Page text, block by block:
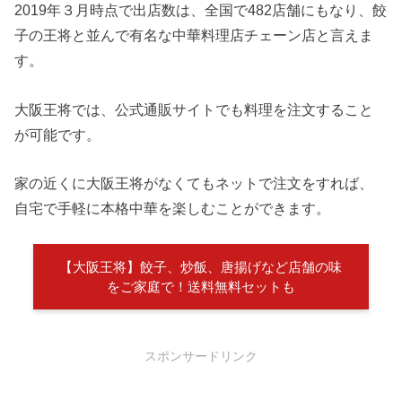
2019年３月時点で出店数は、全国で482店舗にもなり、餃
子の王将と並んで有名な中華料理店チェーン店と言えま
す。
大阪王将では、公式通販サイトでも料理を注文すること
が可能です。
家の近くに大阪王将がなくてもネットで注文をすれば、
自宅で手軽に本格中華を楽しむことができます。
【大阪王将】餃子、炒飯、唐揚げなど店舗の味
をご家庭で！送料無料セットも
スポンサードリンク